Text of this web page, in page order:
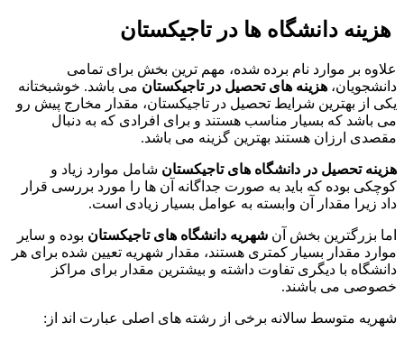
هزینه دانشگاه ها در تاجیکستان
علاوه بر موارد نام برده شده، مهم ترین بخش برای تمامی
دانشجویان، هزینه های تحصیل در تاجیکستان می باشد. خوشبختانه
یکی از بهترین شرایط تحصیل در تاجیکستان، مقدار مخارج پیش رو
می باشد که بسیار مناسب هستند و برای افرادی که به دنبال
مقصدی ارزان هستند بهترین گزینه می باشد.
هزینه تحصیل در دانشگاه های تاجیکستان شامل موارد زیاد و
کوچکی بوده که باید به صورت جداگانه آن ها را مورد بررسی قرار
داد زیرا مقدار آن وابسته به عوامل بسیار زیادی است.
اما بزرگترین بخش آن شهریه دانشگاه های تاجیکستان بوده و سایر
موارد مقدار بسیار کمتری هستند، مقدار شهریه تعیین شده برای هر
دانشگاه با دیگری تفاوت داشته و بیشترین مقدار برای مراکز
خصوصی می باشند.
شهریه متوسط سالانه برخی از رشته های اصلی عبارت اند از: